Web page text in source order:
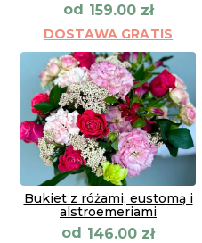
od 159.00 zł
DOSTAWA GRATIS
Bukiet z różami, eustomą i
alstroemeriami
od 146.00 zł